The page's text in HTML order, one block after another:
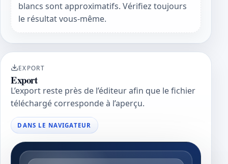
blancs sont approximatifs. Vérifiez toujours
le résultat vous-même.
EXPORT
Export
L’export reste près de l’éditeur afin que le fichier
téléchargé corresponde à l’aperçu.
DANS LE NAVIGATEUR